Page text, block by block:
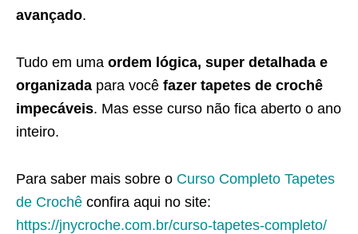
avançado.
Tudo em uma ordem lógica, super detalhada e
organizada para você fazer tapetes de crochê
impecáveis. Mas esse curso não fica aberto o ano
inteiro.
Para saber mais sobre o Curso Completo Tapetes
de Crochê confira aqui no site:
https://jnycroche.com.br/curso-tapetes-completo/